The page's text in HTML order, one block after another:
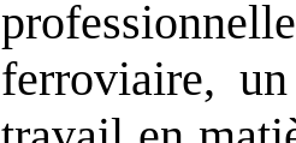
ferroviaire,